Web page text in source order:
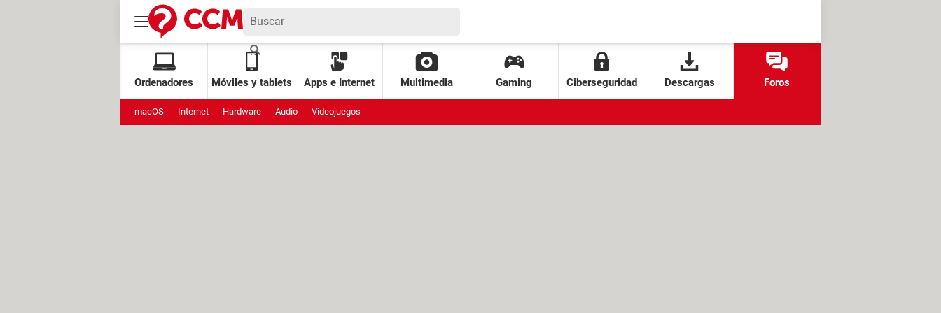
Ordenadores Móviles y tablets Apps e Internet Multimedia Gaming Ciberseguridad Descargas Foros
macOS Internet Hardware Audio Videojuegos